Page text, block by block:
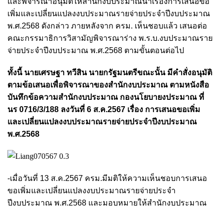
เพิ่มและเปลี่ยนแปลงงบประมาณรายจ่ายประจำปีงบประมาณ
พ.ศ.2568 ดังกล่าว ภายหลังจาก ครม. เห็นชอบแล้ว เสนอต่อ
คณะกรรมาธิการวิสามัญพิจารณาร่าง พ.ร.บ.งบประมาณราย
จ่ายประจำปีงบประมาณ พ.ศ.2568 ตามขั้นตอนต่อไป
ทั้งนี้ นายเศรษฐา ทวีสิน นายกรัฐมนตรีขณะนั้น มีคำสั่งอนุมัติ
ตามข้อเสนอเพื่อพิจารณาของสำนักงบประมาณ ตามหนังสือ
บันทึกข้อความสำนักงบประมาณ กองนโยบายงประมาณ ที่
นร 0716/3/188 ลงวันที่ 6 ส.ค.2567 เรื่อง การเสนอขอเพิ่ม
และเปลี่ยนแปลงงบประมาณรายจ่ายประจำปีงบประมาณ
พ.ศ.2568
-เมื่อวันที่ 13 ส.ค.2567 ครม.มีมติให้ความเห็นชอบการเสนอ
ขอเพิ่มและเปลี่ยนแปลงงบประมาณรายจ่ายประจำ
ปีงบประมาณ พ.ศ.2568 และมอบหมายให้สำนักงบประมาณ